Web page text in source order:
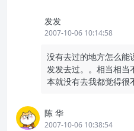
发发
2007-10-06 10:14:58
没有去过的地方怎么能
发发去过。。相当相当
本就没有去我都觉得很
陈 华
2007-10-06 10:38:54